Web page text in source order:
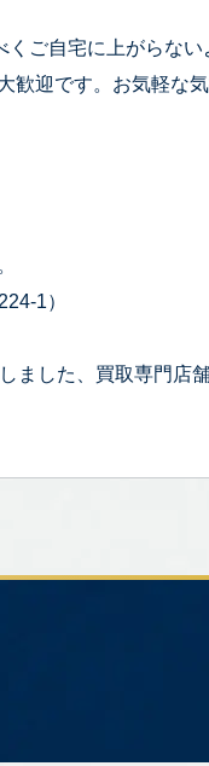
ご自宅に上がらない
迎です。お気軽な
1）
ました、買取専門店舗